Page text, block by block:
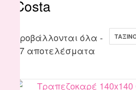
Costa
Προβάλλονται όλα -
17 αποτελέσματα
latest